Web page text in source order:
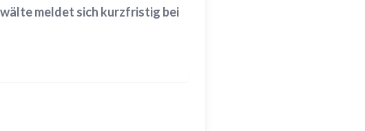
meldet sich kurzfristig bei